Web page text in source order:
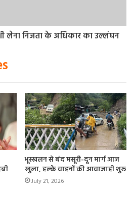
लेना निजता के अधिकार का उल्लंघन
भूस्खलन से बंद मसूरी-दून मार्ग आज
खुला, हल्के वाहनों की आवाजाही शुरू
July 21, 2026